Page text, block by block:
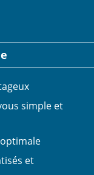
simple et
et